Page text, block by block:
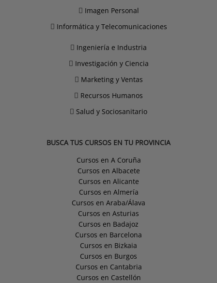
Imagen Personal
Informática y Telecomunicaciones
Ingeniería e Industria
Investigación y Ciencia
Marketing y Ventas
Recursos Humanos
Salud y Sociosanitario
BUSCA TUS CURSOS EN TU PROVINCIA
Cursos en A Coruña
Cursos en Albacete
Cursos en Alicante
Cursos en Almería
Cursos en Araba/Álava
Cursos en Asturias
Cursos en Badajoz
Cursos en Barcelona
Cursos en Bizkaia
Cursos en Burgos
Cursos en Cantabria
Cursos en Castellón